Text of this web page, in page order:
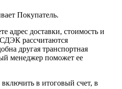
Покупатель.
адрес доставки, стоимость и
рассчитаются
другая транспортная
менеджер поможет ее
в итоговый счет, в